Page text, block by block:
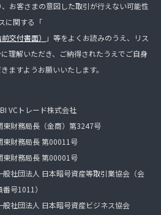
お客さまの意図した取引が行えない可能性
に関する「
交付書面）
」等をよくお読みのうえ、リス
理解いただき、ご納得されたうえでご自身
ますようお願いいたします。
VCトレード株式会社
東財務局長（金商）第3247号
東財務局長 第00011号
東財務局長 第00001号
般社団法人 日本暗号資産等取引業協会（会
番号1011）
般社団法人 日本暗号資産ビジネス協会